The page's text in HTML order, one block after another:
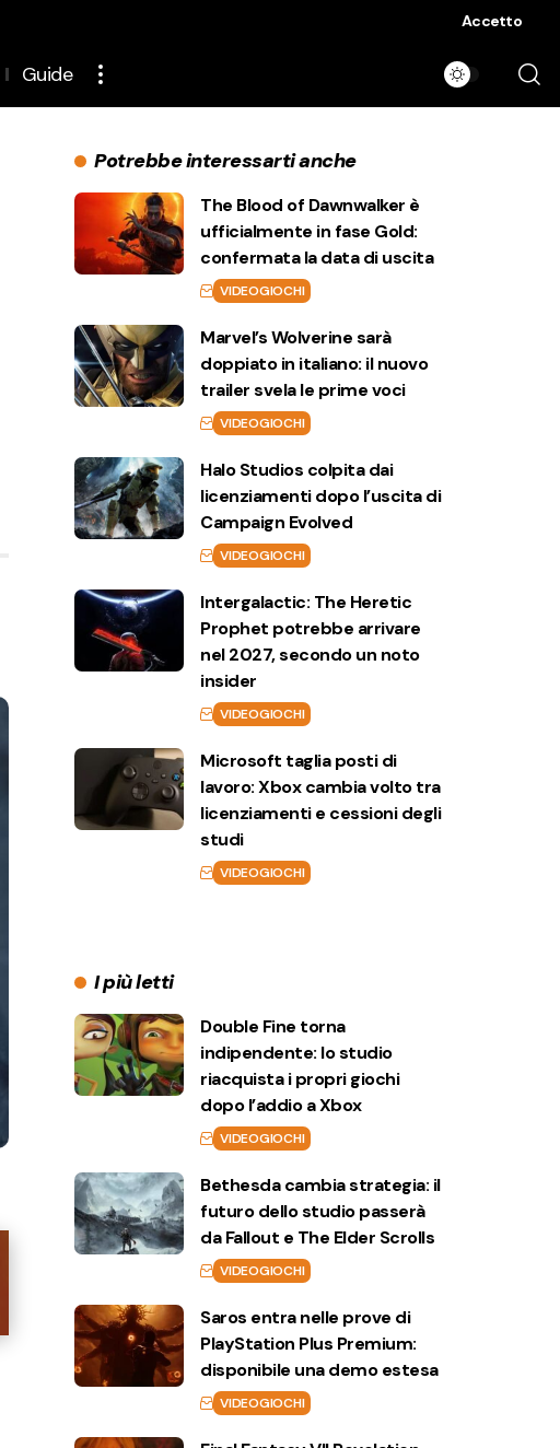
Accetto
Guide
Potrebbe interessarti anche
The Blood of Dawnwalker è
ufficialmente in fase Gold:
confermata la data di uscita
VIDEOGIOCHI
Marvel’s Wolverine sarà
doppiato in italiano: il nuovo
trailer svela le prime voci
VIDEOGIOCHI
Halo Studios colpita dai
licenziamenti dopo l’uscita di
Campaign Evolved
VIDEOGIOCHI
Intergalactic: The Heretic
Prophet potrebbe arrivare
nel 2027, secondo un noto
insider
VIDEOGIOCHI
Microsoft taglia posti di
lavoro: Xbox cambia volto tra
licenziamenti e cessioni degli
studi
VIDEOGIOCHI
I più letti
Double Fine torna
indipendente: lo studio
riacquista i propri giochi
dopo l’addio a Xbox
VIDEOGIOCHI
Bethesda cambia strategia: il
futuro dello studio passerà
da Fallout e The Elder Scrolls
VIDEOGIOCHI
Saros entra nelle prove di
PlayStation Plus Premium:
disponibile una demo estesa
VIDEOGIOCHI